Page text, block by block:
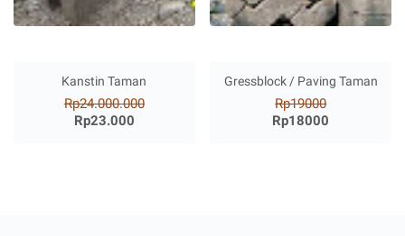
Kanstin Taman
Rp24.000.000
Rp23.000
Gressblock / Paving Taman
Rp19000
Rp18000